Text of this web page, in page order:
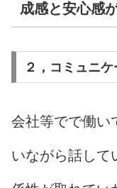
成感と安心感
２，コミュニ
会社等でで働い
いながら話して